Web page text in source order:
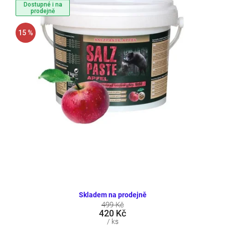
Dostupné i na
prodejně
15 %
Skladem na prodejně
499 Kč
420 Kč
/ ks